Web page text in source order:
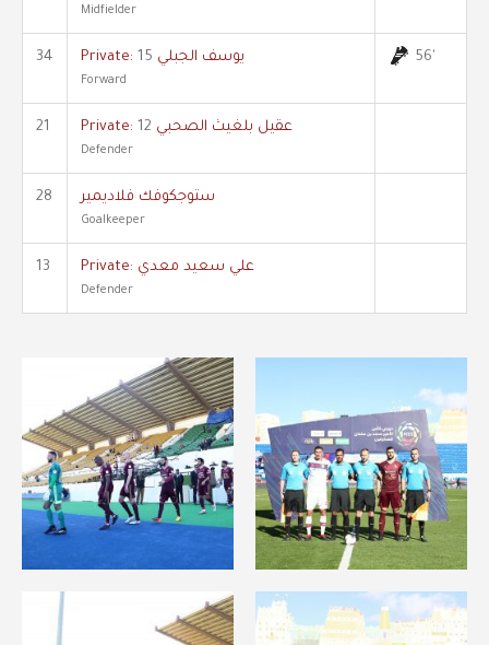
Midfielder
34 Private: يوسف الجبلي 15
Forward
56'
21 Private: عقيل بلغيث الصحبي 12
Defender
28 ستوجكوفك فلاديمير
Goalkeeper
13 Private: علي سعيد معدي
Defender